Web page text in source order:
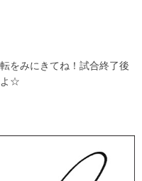
をみにきてね！試合終了後
よ☆